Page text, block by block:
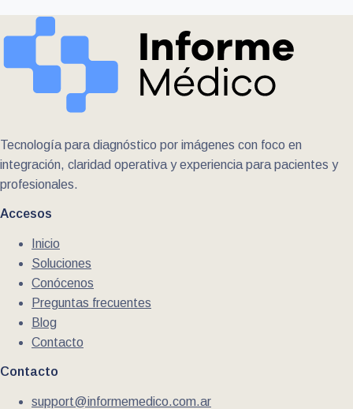
Tecnología para diagnóstico por imágenes con foco en
integración, claridad operativa y experiencia para pacientes y
profesionales.
Accesos
Inicio
Soluciones
Conócenos
Preguntas frecuentes
Blog
Contacto
Contacto
support@informemedico.com.ar